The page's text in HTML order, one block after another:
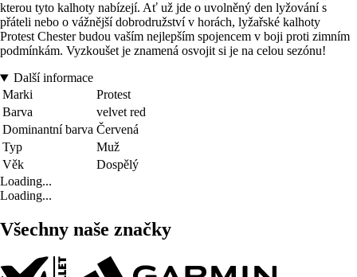
kterou tyto kalhoty nabízejí. Ať už jde o uvolněný den lyžování s
přáteli nebo o vážnější dobrodružství v horách, lyžařské kalhoty
Protest Chester budou vaším nejlepším spojencem v boji proti zimním
podmínkám. Vyzkoušet je znamená osvojit si je na celou sezónu!
Další informace
Marki
Protest
Barva
velvet red
Dominantní barva Červená
Typ
Muž
Věk
Dospělý
Loading...
Loading...
Všechny naše značky